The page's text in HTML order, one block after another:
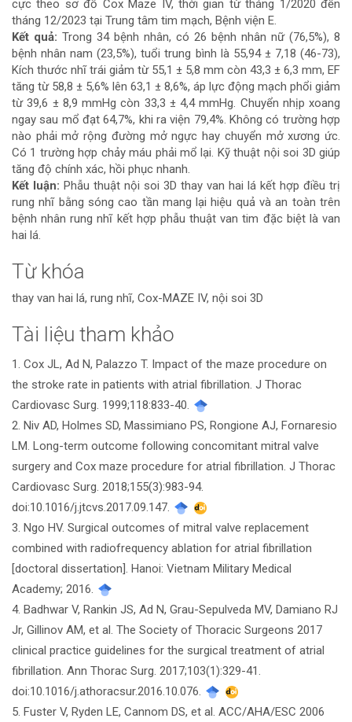
cực theo sơ đồ Cox Maze IV, thời gian từ tháng 1/2020 đến
tháng 12/2023 tại Trung tâm tim mạch, Bệnh viện E.
Kết quả: Trong 34 bệnh nhân, có 26 bệnh nhân nữ (76,5%), 8
bệnh nhân nam (23,5%), tuổi trung bình là 55,94 ± 7,18 (46-73),
Kích thước nhĩ trái giảm từ 55,1 ± 5,8 mm còn 43,3 ± 6,3 mm, EF
tăng từ 58,8 ± 5,6% lên 63,1 ± 8,6%, áp lực động mạch phổi giảm
từ 39,6 ± 8,9 mmHg còn 33,3 ± 4,4 mmHg. Chuyển nhịp xoang
ngay sau mổ đạt 64,7%, khi ra viện 79,4%. Không có trường hợp
nào phải mở rộng đường mở ngực hay chuyển mở xương ức.
Có 1 trường hợp chảy máu phải mổ lại. Kỹ thuật nội soi 3D giúp
tăng độ chính xác, hồi phục nhanh.
Kết luận: Phẫu thuật nội soi 3D thay van hai lá kết hợp điều trị
rung nhĩ bằng sóng cao tần mang lại hiệu quả và an toàn trên
bệnh nhân rung nhĩ kết hợp phẫu thuật van tim đặc biệt là van
hai lá.
Từ khóa
thay van hai lá, rung nhĩ, Cox-MAZE IV, nội soi 3D
Chi
tiết
bài
viết
Tài liệu tham khảo
1. Cox JL, Ad N, Palazzo T. Impact of the maze procedure on
the stroke rate in patients with atrial fibrillation. J Thorac
Cardiovasc Surg. 1999;118:833-40.
2. Niv AD, Holmes SD, Massimiano PS, Rongione AJ, Fornaresio
LM. Long-term outcome following concomitant mitral valve
surgery and Cox maze procedure for atrial fibrillation. J Thorac
Cardiovasc Surg. 2018;155(3):983-94.
doi:10.1016/j.jtcvs.2017.09.147.
3. Ngo HV. Surgical outcomes of mitral valve replacement
combined with radiofrequency ablation for atrial fibrillation
[doctoral dissertation]. Hanoi: Vietnam Military Medical
Academy; 2016.
4. Badhwar V, Rankin JS, Ad N, Grau-Sepulveda MV, Damiano RJ
Jr, Gillinov AM, et al. The Society of Thoracic Surgeons 2017
clinical practice guidelines for the surgical treatment of atrial
fibrillation. Ann Thorac Surg. 2017;103(1):329-41.
doi:10.1016/j.athoracsur.2016.10.076.
5. Fuster V, Ryden LE, Cannom DS, et al. ACC/AHA/ESC 2006